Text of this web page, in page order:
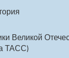
Великой
ТАСС)